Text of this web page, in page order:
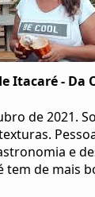
Itacaré - Da
de 2021.
e
de mais